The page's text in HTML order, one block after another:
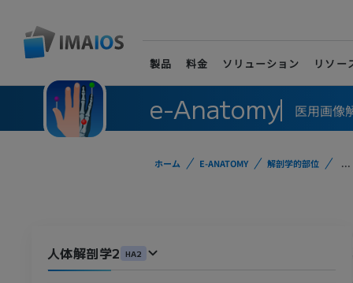
製品 料金 ソリューション リソー
e-Anatomy 医用画像
ホーム E-ANATOMY 解剖学的部位 ...
人体解剖学2 HA2